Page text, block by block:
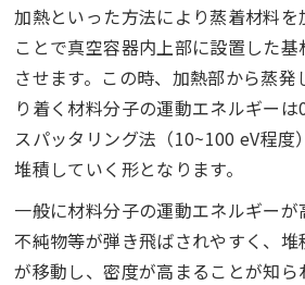
加熱といった方法により蒸着材料
ことで真空容器内上部に設置した
させます。この時、加熱部から蒸
り着く材料分子の運動エネルギーは
スパッタリング法（10~100 eV程度
堆積していく形となります。
一般に材料分子の運動エネルギー
不純物等が弾き飛ばされやすく、
が移動し、密度が高まることが知ら